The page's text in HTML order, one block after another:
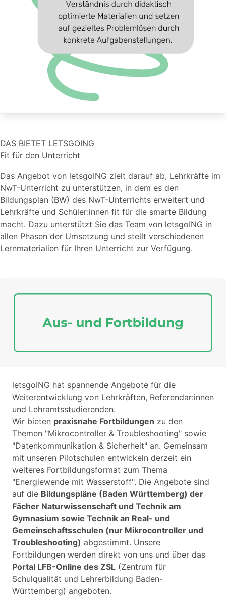
DAS BIETET LETSGOING
Fit für den Unterricht
Das Angebot von letsgoING zielt darauf ab, Lehrkräfte im
NwT-Unterricht zu unterstützen, in dem es den
Bildungsplan (BW) des NwT-Unterrichts erweitert und
Lehrkräfte und Schüler:innen fit für die smarte Bildung
macht. Dazu unterstützt Sie das Team von letsgoING in
allen Phasen der Umsetzung und stellt verschiedenen
Lernmaterialien für Ihren Unterricht zur Verfügung.
letsgoING hat spannende Angebote für die
Weiterentwicklung von Lehrkräften, Referendar:innen
und Lehramtsstudierenden.
Wir bieten praxisnahe Fortbildungen zu den
Themen "Mikrocontroller & Troubleshooting" sowie
"Datenkommunikation & Sicherheit" an. Gemeinsam
mit unseren Pilotschulen entwickeln derzeit ein
weiteres Fortbildungsformat zum Thema
"Energiewende mit Wasserstoff". Die Angebote sind
auf die Bildungspläne (Baden Württemberg) der
Fächer Naturwissenschaft und Technik am
Gymnasium sowie Technik an Real- und
Gemeinschaftsschulen (nur Mikrocontroller und
Troubleshooting) abgestimmt. Unsere
Fortbildungen werden direkt von uns und über das
Portal LFB-Online des ZSL (Zentrum für
Schulqualität und Lehrerbildung Baden-
Württemberg) angeboten.